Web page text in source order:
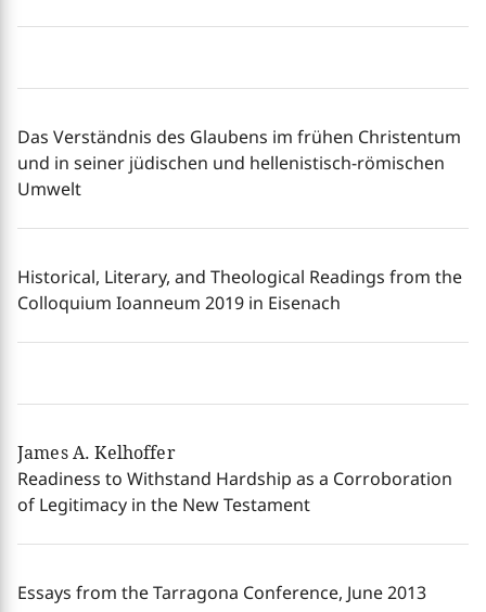
Das Verständnis des Glaubens im frühen Christentum
und in seiner jüdischen und hellenistisch-römischen
Umwelt
Historical, Literary, and Theological Readings from the
Colloquium Ioanneum 2019 in Eisenach
James A. Kelhoffer
Readiness to Withstand Hardship as a Corroboration
of Legitimacy in the New Testament
Essays from the Tarragona Conference, June 2013